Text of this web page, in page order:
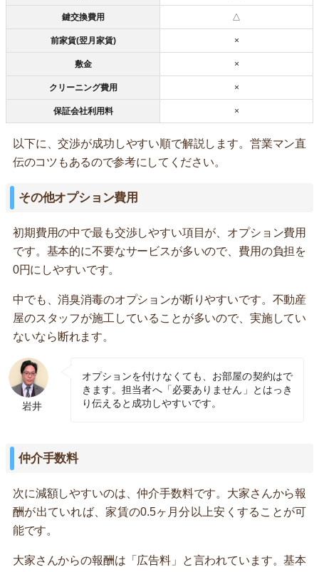
鍵交換費用 △
前家賃(翌月家賃) ×
敷金 ×
クリーニング費用 ×
保証会社利用料 ×
以下に、交渉が成功しやすい順で解説します。営業マン直
伝のコツもあるので参考にしてください。
その他オプション費用
初期費用の中で最も交渉しやすい項目が、オプション費用
です。基本的に不要なサービスが多いので、費用の負担を
0円にしやすいです。
中でも、消臭消毒のオプションが断りやすいです。不動産
屋のスタッフが施工していることが多いので、実施してい
ないなら断れます。
岩井
オプションを付けなくても、お部屋の契約はで
きます。担当者へ「必要ありません」とはっき
り伝えると成功しやすいです。
仲介手数料
次に減額しやすいのは、仲介手数料です。大家さんから報
酬が出ていれば、家賃の0.5ヶ月分以上安くすることが可
能です。
大家さんからの報酬は「広告料」と言われています。基本